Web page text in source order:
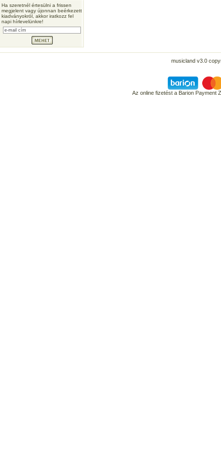
Ha szeretnél értesülni a frissen
megjelent vagy újonnan beérkezett
kiadványokról, akkor iratkozz fel
napi hírlevelünkre!
musicland v3.0
Az online fizetést a Barion Payment